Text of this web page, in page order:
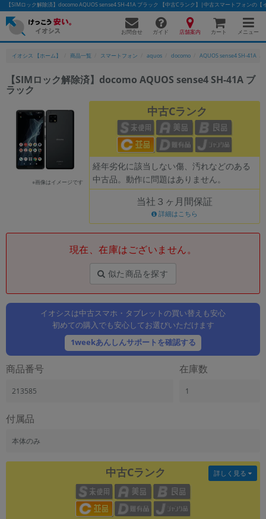
【SIMロック解除済】docomo AQUOS sense4 SH-41A ブラック 【中古Cランク】|中古スマートフォンの【
お問合せ ガイド 店舗案内 カート メニュー
イオシス 【ホーム】 商品一覧 スマートフォン aquos docomo AQUOS sense4 SH-41A
【SIMロック解除済】docomo AQUOS sense4 SH-41A ブ
ラック
※画像はイメージです
中古Cランク
経年劣化に該当しない傷、汚れなどのある
中古品。動作に問題はありません。
当社３ヶ月間保証
詳細はこちら
現在、在庫はございません。
似た商品を探す
イオシスは中古スマホ・タブレットの買い替えも安心
初めての購入でも安心してお選びいただけます
1weekあんしんサポートを確認する
商品番号
213585
在庫数
1
付属品
本体のみ
中古Cランク 詳しく見る
フリーワード
除外ワード
人気の検索ワード： Let's note EliteBookMacBook
「スマートフォン」「タブレット」など
製造、販売メーカーの絞り込み
「Apple」「SONY」「SHARP」など
商品の搭載機能による絞り込み
ドライブ
ドライブの絞り込み
ランク
商品状態の絞り込み